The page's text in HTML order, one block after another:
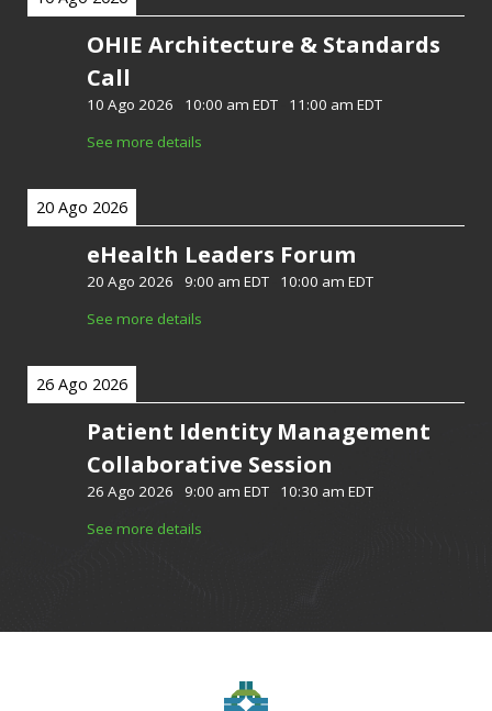
OHIE Architecture & Standards
Call
10 Ago 2026 10:00 am EDT
11:00 am EDT
See more details
20 Ago 2026
eHealth Leaders Forum
20 Ago 2026 9:00 am EDT
10:00 am EDT
See more details
26 Ago 2026
Patient Identity Management
Collaborative Session
26 Ago 2026 9:00 am EDT
10:30 am EDT
See more details